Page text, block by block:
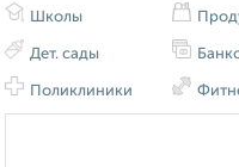
Школы
Дет. сады
Поликлиники